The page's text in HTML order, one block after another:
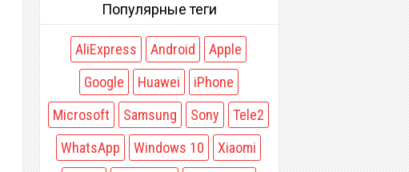
Популярные теги
AliExpress Android
Apple
Google
Huawei
iPhone
Microsoft
Samsung Sony
Tele2
WhatsApp
Windows 10
Xiaomi